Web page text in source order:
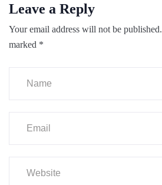
Leave a Reply
Your email address will not be published.
marked *